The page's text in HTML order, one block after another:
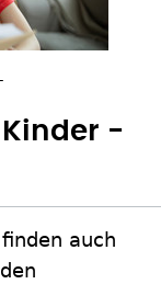
Kinder -
auch